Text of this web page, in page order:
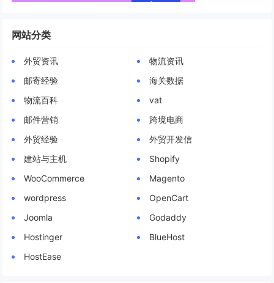
网站分类
外贸资讯
物流资讯
邮寄经验
海关数据
物流百科
vat
邮件营销
跨境电商
外贸经验
外贸开发信
建站与主机
Shopify
WooCommerce
Magento
wordpress
OpenCart
Joomla
Godaddy
Hostinger
BlueHost
HostEase